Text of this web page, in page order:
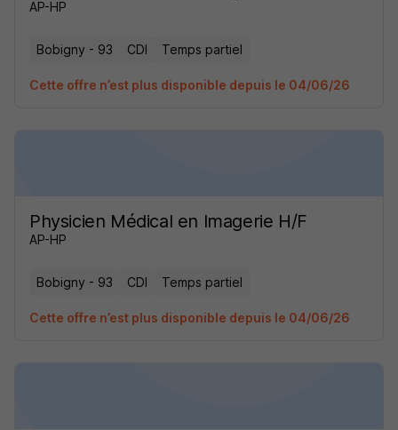
AP-HP
Bobigny - 93 CDI Temps partiel
Cette offre n’est plus disponible depuis le 04/06/26
Physicien Médical en Imagerie H/F
AP-HP
Bobigny - 93 CDI Temps partiel
Cette offre n’est plus disponible depuis le 04/06/26